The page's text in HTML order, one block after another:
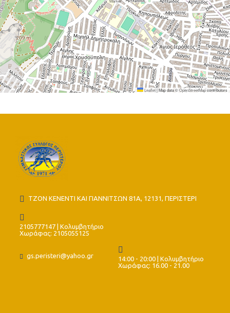
Leaflet|Map data ©OpenStreetMapcontributors
ΤΖΟΝ ΚΕΝΕΝΤΙ ΚΑΙ ΓΙΑΝΝΙΤΣΩΝ 81Α, 12131, ΠΕΡΙΣΤΕΡΙ
2105777147 | Κολυμβητήριο
Χωράφας: 2105055125
gs.peristeri@yahoo.gr
14:00 - 20:00 | Κολυμβητήριο
Χωράφας: 16.00 - 21.00